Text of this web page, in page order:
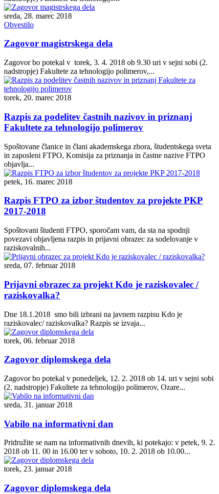
sreda, 28. marec 2018
Obvestilo
Zagovor magistrskega dela
Zagovor bo potekal v torek, 3. 4. 2018 ob 9.30 uri v sejni sobi (2.
nadstropje) Fakultete za tehnologijo polimerov,...
torek, 20. marec 2018
Razpis za podelitev častnih nazivov in priznanj
Fakultete za tehnologijo polimerov
Spoštovane članice in člani akademskega zbora, študentskega sveta
in zaposleni FTPO, Komisija za priznanja in častne nazive FTPO
objavlja...
petek, 16. marec 2018
Razpis FTPO za izbor študentov za projekte PKP
2017-2018
Spoštovani študenti FTPO, sporočam vam, da sta na spodnji
povezavi objavljena razpis in prijavni obrazec za sodelovanje v
raziskovalnih...
sreda, 07. februar 2018
Prijavni obrazec za projekt Kdo je raziskovalec /
raziskovalka?
Dne 18.1.2018 smo bili izbrani na javnem razpisu Kdo je
raziskovalec/ raziskovalka? Razpis se izvaja...
torek, 06. februar 2018
Zagovor diplomskega dela
Zagovor bo potekal v ponedeljek, 12. 2. 2018 ob 14. uri v sejni sobi
(2. nadstropje) Fakultete za tehnologijo polimerov, Ozare...
sreda, 31. januar 2018
Vabilo na informativni dan
Pridružite se nam na informativnih dnevih, ki potekajo: v petek, 9. 2.
2018 ob 11. 00 in 16.00 ter v soboto, 10. 2. 2018 ob 10.00...
torek, 23. januar 2018
Zagovor diplomskega dela